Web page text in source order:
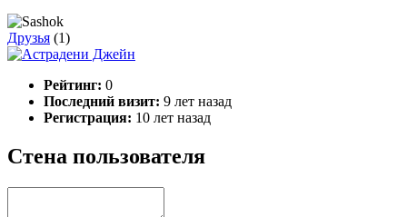
Друзья (1)
Рейтинг: 0
Последний визит: 9 лет назад
Регистрация: 10 лет назад
Стена пользователя